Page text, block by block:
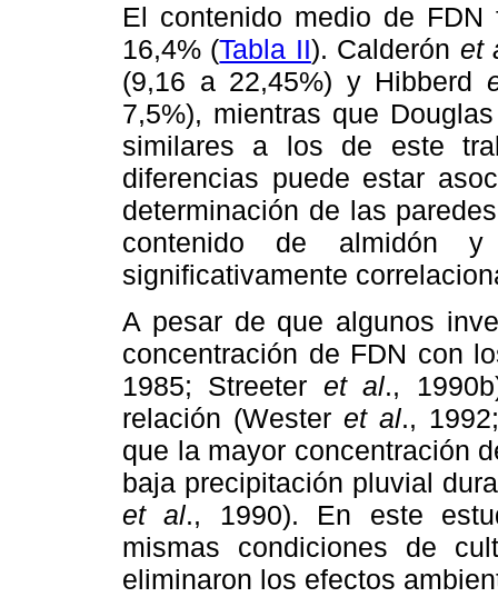
El contenido medio de
16,4% (Tabla II). Calderón et
(9,16 a 22,45%) y Hibberd
7,5%), mientras que
similares a los de este
diferencias puede estar
determinación de las
contenido de almidón
significativamente
A pesar de que algunos
concentración de FDN con
1985; Streeter et al.,
relación (Wester et al.,
que la mayor concentración
baja precipitación pluvial
et al., 1990). En este
mismas condiciones de
eliminaron los efectos